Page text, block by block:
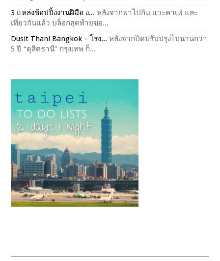
3 แหล่งช้อปปิ้งงานฝีมือ ง... หลังจากพาไปกิน แวะคาเฟ่ และ
เที่ยวกันแล้ว บล็อกสุดท้ายขอ...
Dusit Thani Bangkok – โรง... หลังจากปิดปรับปรุงไปนานกว่า
5 ปี “ดุสิตธานี” กรุงเทพ ก็...